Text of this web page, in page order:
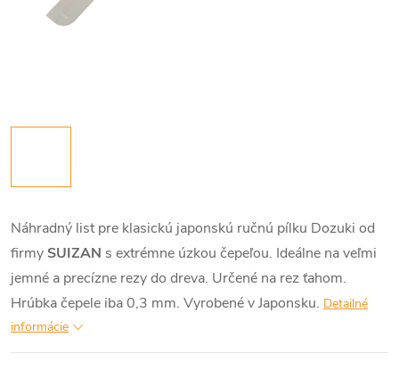
Náhradný list pre klasickú japonskú ručnú pílku Dozuki od
firmy SUIZAN s extrémne úzkou čepeľou. Ideálne na veľmi
jemné a precízne rezy do dreva. Určené na rez ťahom.
Hrúbka čepele iba 0,3 mm. Vyrobené v Japonsku. Detailné
informácie